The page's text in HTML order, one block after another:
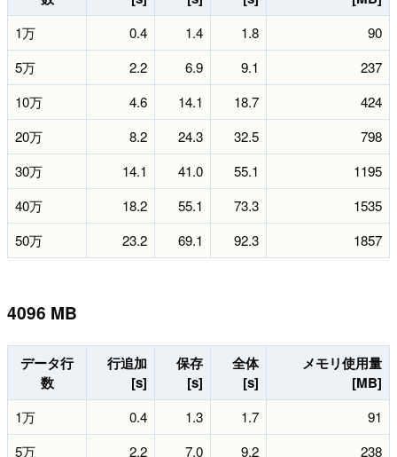
1万 0.4 1.4 1.8
90
5万
2.2 6.9 9.1
237
10万
4.6 14.1 18.7
424
20万
8.2 24.3 32.5
798
30万
14.1 41.0 55.1
1195
40万
18.2 55.1 73.3
1535
50万
23.2 69.1 92.3 1857
4096 MB
データ行
数
行追加
[s]
保存
[s]
全体
[s]
メモリ使用量
[MB]
1万 0.4 1.3 1.7
91
5万
2.2 7.0 9.2
238